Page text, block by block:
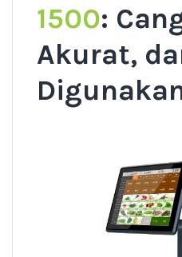
1500:
Akurat,